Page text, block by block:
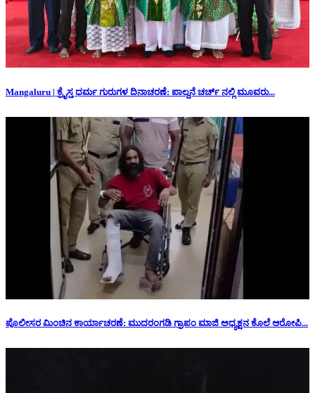
Mangaluru | ಕ್ರೈಸ್ತ ಧರ್ಮ ಗುರುಗಳ ದಿನಾಚರಣೆ: ಪಾಲ್ದನೆ ಚರ್ಚ್ ನಲ್ಲಿ ಮೂವರು...
ಪೊಲೀಸರ ಮಿಂಚಿನ ಕಾರ್ಯಾಚರಣೆ: ಮುದರಂಗಡಿ ಗ್ರಾಪಂ ಮಾಜಿ ಅಧ್ಯಕ್ಷನ‌ ಕೊಲೆ ಆರೋಪಿ...